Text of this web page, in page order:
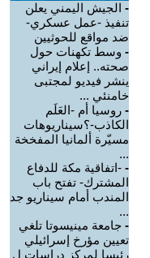
- الجيش اليمني يعلن
تنفيذ -عمل عسكري-
ضد مواقع للحوثيين
- وسط تكهنات حول
صحته.. إعلام إيراني
ينشر فيديو لمجتبى
خامنئي ...
- روسيا أم -العَلَم
الكاذب-؟سيناريوهات
مسيّرة ألمانيا المفخخة
...
- -اتفاقية مكة للدفاع
المشترك- تفتح باب
المندب أمام سيناريو جد
...
- جامعة مينيسوتا تلغي
تعيين مؤرخ إسرائيلي
رئيسا لمركز دراسات ل